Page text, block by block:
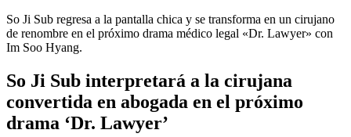
So Ji Sub regresa a la pantalla chica y se transforma en un cirujano
de renombre en el próximo drama médico legal «Dr. Lawyer» con
Im Soo Hyang.
So Ji Sub interpretará a la cirujana
convertida en abogada en el próximo
drama ‘Dr. Lawyer’